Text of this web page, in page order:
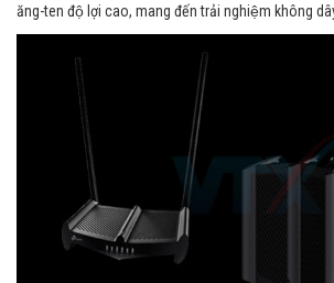
ăng-ten độ lợi cao, mang đến trải nghiệm không